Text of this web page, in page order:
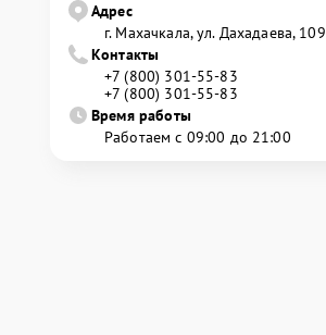
Адрес
г. Махачкала, ул. Дахадаева, 109
Контакты
+7 (800) 301-55-83
+7 (800) 301-55-83
Время работы
Работаем с 09:00 до 21:00